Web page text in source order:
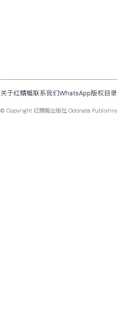
关于红蜻蜓联系我们WhatsApp版权目录
© Copyright 红蜻蜓出版社 Odonata